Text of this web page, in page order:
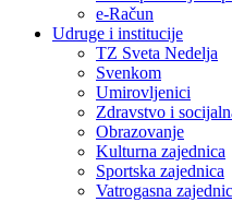
e-Račun
Udruge i institucije
TZ Sveta Nedelja
Svenkom
Umirovljenici
Zdravstvo i
Obrazovanje
Kulturna zajednica
Sportska zajednica
Vatrogasna